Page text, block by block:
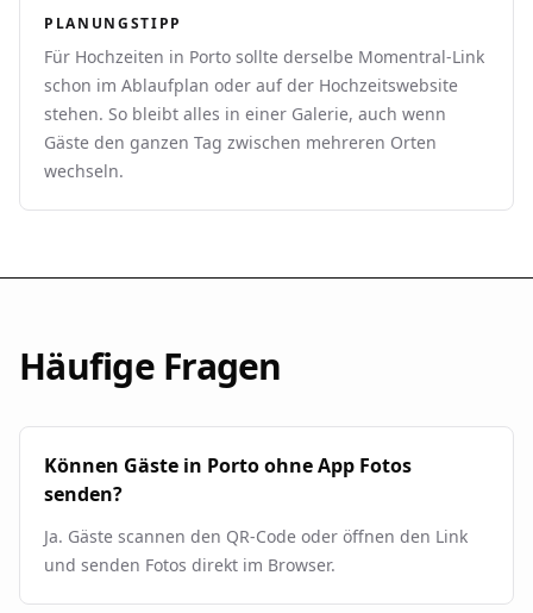
PLANUNGSTIPP
Für Hochzeiten in Porto sollte derselbe Momentral-Link
schon im Ablaufplan oder auf der Hochzeitswebsite
stehen. So bleibt alles in einer Galerie, auch wenn
Gäste den ganzen Tag zwischen mehreren Orten
wechseln.
Häufige Fragen
Können Gäste in Porto ohne App Fotos
senden?
Ja. Gäste scannen den QR-Code oder öffnen den Link
und senden Fotos direkt im Browser.